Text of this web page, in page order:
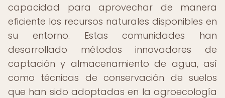
capacidad para aprovechar de manera
eficiente los recursos naturales disponibles en
su entorno. Estas comunidades han
desarrollado métodos innovadores de
captación y almacenamiento de agua, así
como técnicas de conservación de suelos
que han sido adoptadas en la agroecología